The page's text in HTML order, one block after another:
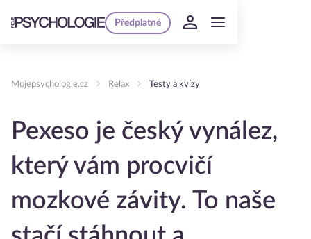
Předplatné
Mojepsychologie.cz Relax Testy a kvízy
Pexeso je český vynález,
který vám procvičí
mozkové závity. To naše